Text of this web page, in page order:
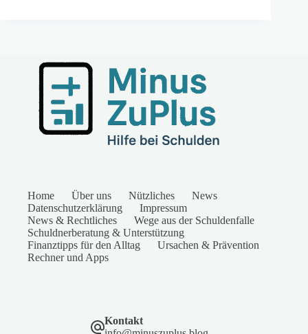
Home Über uns Nützliches
News
Datenschutzerklärung
Impressum
News & Rechtliches
Wege aus der Schuldenfalle
Schuldnerberatung & Unterstützung
Finanztipps für den Alltag
Ursachen & Prävention
Rechner und Apps
Kontakt